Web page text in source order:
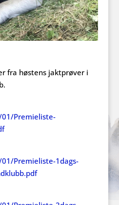
fra høstens jaktprøver i
Premieliste-
Premieliste-1dags-